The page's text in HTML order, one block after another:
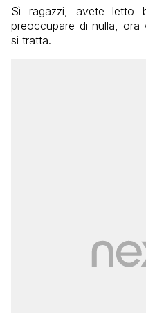
Sì ragazzi, avete letto
preoccupare di nulla,
si tratta.